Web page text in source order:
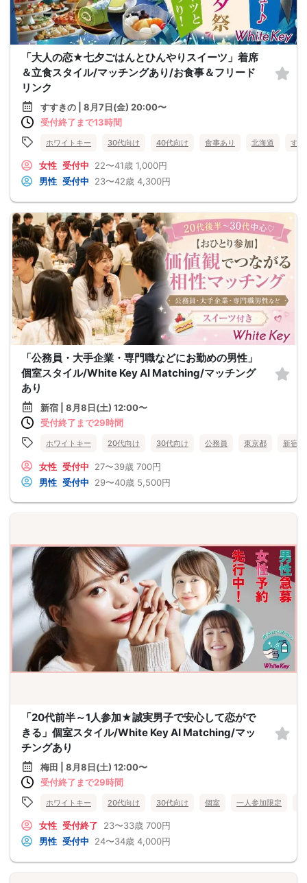
「大人の恋★七夕ごはんとひんやりスイーツ」着席
＆立食スタイル/マッチングあり/お食事＆フリード
リンク
すすきの | 8月7日(金) 20:00〜
受付終了まで13時間
ホワイトキー 30代向け 40代向け 食事あり 北海道 す
女性 受付中 22〜41歳 1,000円
男性 受付中 23〜42歳 4,300円
「公務員・大手企業・専門職などにお勤めの男性」
個室スタイル/White Key AI Matching/マッチング
あり
新宿 | 8月8日(土) 12:00〜
受付終了まで29時間
ホワイトキー 20代向け 30代向け 公務員 東京都 新宿
女性 受付中 27〜39歳 700円
男性 受付中 29〜40歳 5,500円
「20代前半～1人参加★誠実男子で安心して恋がで
きる」個室スタイル/White Key AI Matching/マッ
チングあり
梅田 | 8月8日(土) 12:00〜
受付終了まで29時間
ホワイトキー 20代向け 30代向け 個室 一人参加限定
女性 受付終了 23〜33歳 700円
男性 受付中 24〜34歳 4,000円